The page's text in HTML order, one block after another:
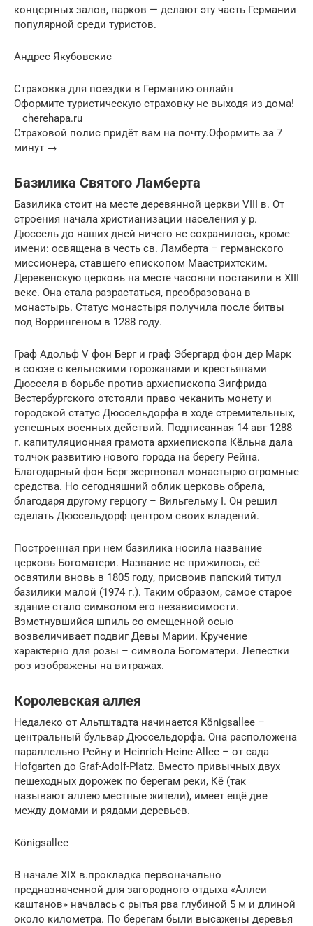
концертных залов, парков — делают эту часть Германии
популярной среди туристов.
Андрес Якубовскис
Страховка для поездки в Германию онлайн
Оформите туристическую страховку не выходя из дома!
cherehapa.ru
Страховой полис придёт вам на почту.Оформить за 7
минут →
Базилика Святого Ламберта
Базилика стоит на месте деревянной церкви VIII в. От
строения начала христианизации населения у р.
Дюссель до наших дней ничего не сохранилось, кроме
имени: освящена в честь св. Ламберта – германского
миссионера, ставшего епископом Маастрихтским.
Деревенскую церковь на месте часовни поставили в XIII
веке. Она стала разрастаться, преобразована в
монастырь. Статус монастыря получила после битвы
под Воррингеном в 1288 году.
Граф Адольф V фон Берг и граф Эбергард фон дер Марк
в союзе с кельнскими горожанами и крестьянами
Дюсселя в борьбе против архиепископа Зигфрида
Вестербургского отстояли право чеканить монету и
городской статус Дюссельдорфа в ходе стремительных,
успешных военных действий. Подписанная 14 авг 1288
г. капитуляционная грамота архиепископа Кёльна дала
толчок развитию нового города на берегу Рейна.
Благодарный фон Берг жертвовал монастырю огромные
средства. Но сегодняшний облик церковь обрела,
благодаря другому герцогу – Вильгельму I. Он решил
сделать Дюссельдорф центром своих владений.
Построенная при нем базилика носила название
церковь Богоматери. Название не прижилось, её
освятили вновь в 1805 году, присвоив папский титул
базилики малой (1974 г.). Таким образом, самое старое
здание стало символом его независимости.
Взметнувшийся шпиль со смещенной осью
возвеличивает подвиг Девы Марии. Кручение
характерно для розы – символа Богоматери. Лепестки
роз изображены на витражах.
Королевская аллея
Недалеко от Альтштадта начинается Königsallee –
центральный бульвар Дюссельдорфа. Она расположена
параллельно Рейну и Heinrich-Heine-Allee – от сада
Hofgarten до Graf-Adolf-Platz. Вместо привычных двух
пешеходных дорожек по берегам реки, Кё (так
называют аллею местные жители), имеет ещё две
между домами и рядами деревьев.
Königsallee
В начале XIX в.прокладка первоначально
предназначенной для загородного отдыха «Аллеи
каштанов» началась с рытья рва глубиной 5 м и длиной
около километра. По берегам были высажены деревья